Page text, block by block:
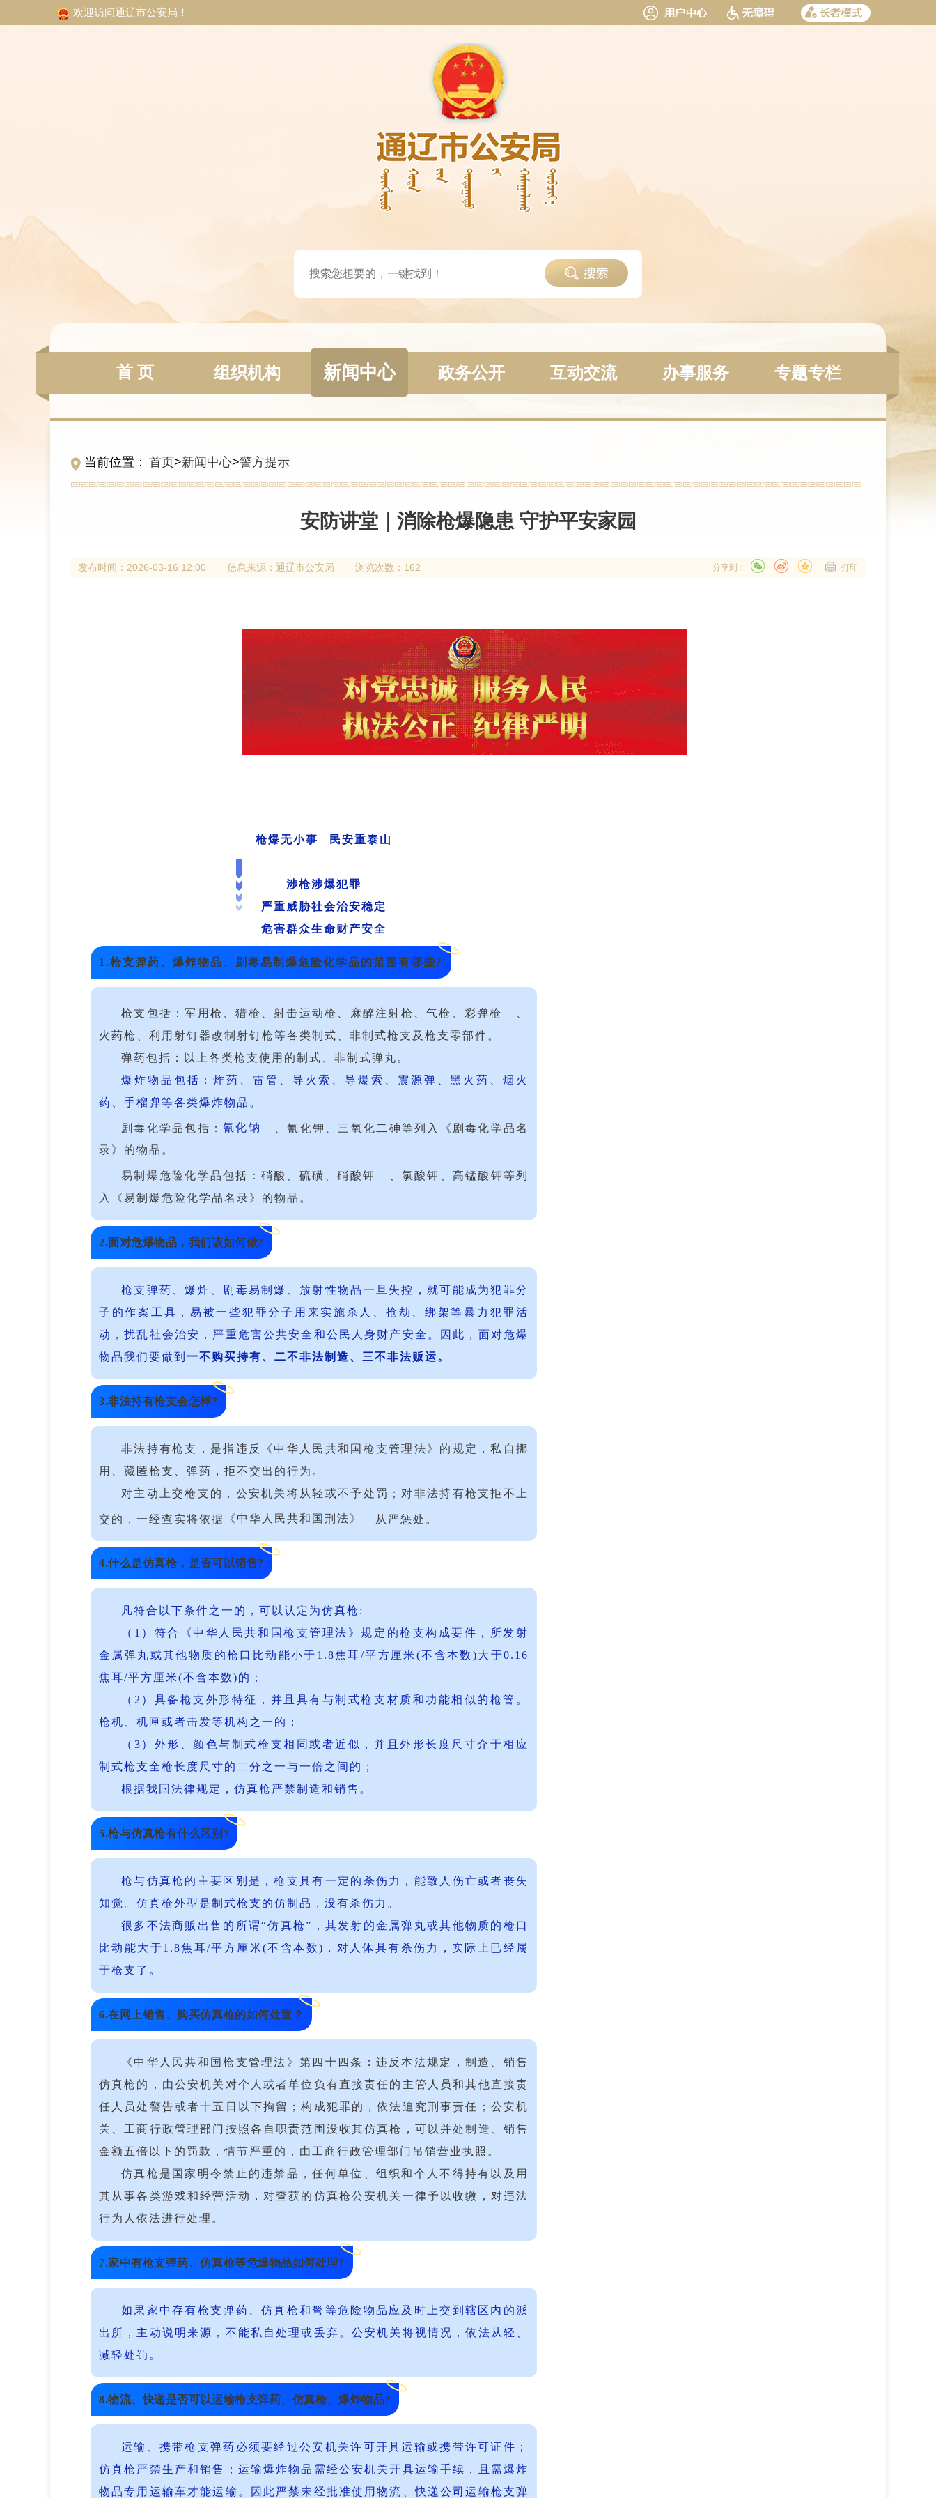
欢迎访问通辽市公安局！
首 页 组织机构 新闻中心 政务公开 互动交流 办事服务 专题专栏
当前位置： 首页>新闻中心>警方提示
安防讲堂｜消除枪爆隐患 守护平安家园
发布时间： 2026-03-16 12:00 信息来源： 通辽市公安局 浏览次数：162 打印
分享到：
枪爆无小事 民安重泰山
涉枪涉爆犯罪
严重威胁社会治安稳定
危害群众生命财产安全
1.枪支弹药、爆炸物品、剧毒易制爆危险化学品的范围有哪些?
枪支包括：军用枪、猎枪、射击运动枪、麻醉注射枪、气枪、 彩弹枪
火药枪、利用射钉器改制射钉枪等各类制式、非制式枪支及枪支零部件。
弹药包括：以上各类枪支使用的制式、非制式弹丸。
爆炸物品包括：炸药、雷管、导火索、导爆索、震源弹、黑火药、烟火
药、手榴弹等各类爆炸物品。
剧毒化学品包括：氰化钠
、氰化钾、三氧化二砷等列入《剧毒化学品名
录》的物品。
易制爆危险化学品包括：硝酸、硫磺、硝酸钾
、氯酸钾、高锰酸钾等列
入《易制爆危险化学品名录》的物品。
2.面对危爆物品，我们该如何做?
枪支弹药、爆炸、剧毒易制爆、放射性物品一旦失控，就可能成为犯罪分
子的作案工具，易被一些犯罪分子用来实施杀人、抢劫、绑架等暴力犯罪活
动，扰乱社会治安，严重危害公共安全和公民人身财产安全。因此，面对危爆
物品我们要做到 一不购买持有、二不非法制造、三不非法贩运。
3.非法持有枪支会怎样?
非法持有枪支，是指违反《中华人民共和国枪支管理法》的规定，私自挪
用、藏匿枪支、弹药，拒不交出的行为。
对主动上交枪支的，公安机关将从轻或不予处罚；对非法持有枪支拒不上
交的，一经查实将依据 《中华人民共和国刑法》 从严惩处。
4.什么是仿真枪，是否可以销售?
凡符合以下条件之一的，可以认定为仿真枪:
（1）符合《中华人民共和国枪支管理法》规定的枪支构成要件，所发射
金属弹丸或其他物质的枪口比动能小于1.8焦耳/平方厘米(不含本数)大于0.16
焦耳/平方厘米(不含本数)的；
（2）具备枪支外形特征，并且具有与制式枪支材质和功能相似的枪管。
枪机、机匣或者击发等机构之一的；
（3）外形、颜色与制式枪支相同或者近似，并且外形长度尺寸介于相应
制式枪支全枪长度尺寸的二分之一与一倍之间的；
根据我国法律规定，仿真枪严禁制造和销售。
5.枪与仿真枪有什么区别?
枪与仿真枪的主要区别是，枪支具有一定的杀伤力，能致人伤亡或者丧失
知觉。仿真枪外型是制式枪支的仿制品，没有杀伤力。
很多不法商贩出售的所谓“仿真枪”，其发射的金属弹丸或其他物质的枪口
比动能大于1.8焦耳/平方厘米(不含本数)，对人体具有杀伤力，实际上已经属
于枪支了。
6.在网上销售、购买仿真枪的如何处置？
《中华人民共和国枪支管理法》第四十四条：违反本法规定，制造、销售
仿真枪的，由公安机关对个人或者单位负有直接责任的主管人员和其他直接责
任人员处警告或者十五日以下拘留；构成犯罪的，依法追究刑事责任；公安机
关、工商行政管理部门按照各自职责范围没收其仿真枪，可以并处制造、销售
金额五倍以下的罚款，情节严重的，由工商行政管理部门吊销营业执照。
仿真枪是国家明令禁止的违禁品，任何单位、组织和个人不得持有以及用
其从事各类游戏和经营活动，对查获的仿真枪公安机关一律予以收缴，对违法
行为人依法进行处理。
7.家中有枪支弹药、仿真枪等危爆物品如何处理?
如果家中存有枪支弹药、仿真枪和弩等危险物品应及时上交到辖区内的派
出所，主动说明来源，不能私自处理或丢弃。公安机关将视情况，依法从轻、
减轻处罚。
8.物流、快递是否可以运输枪支弹药、仿真枪、爆炸物品?
运输、携带枪支弹药必须要经过公安机关许可开具运输或携带许可证件；
仿真枪严禁生产和销售；运输爆炸物品需经公安机关开具运输手续，且需爆炸
物品专用运输车才能运输。因此严禁未经批准使用物流、快递公司运输枪支弹